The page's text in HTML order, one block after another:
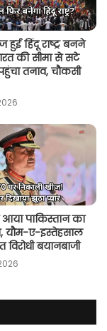
हिंदू राष्ट्र बनने
की सीमा से सटे
तनाव, चौकसी
पाकिस्तान का
यौम-ए-इस्तेहसाल
विरोधी बयानबाजी